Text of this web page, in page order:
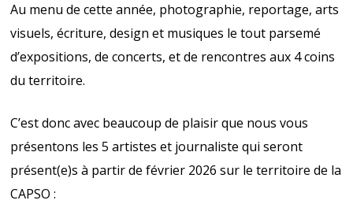
Au menu de cette année, photographie, reportage, arts
visuels, écriture, design et musiques le tout parsemé
d’expositions, de concerts, et de rencontres aux 4 coins
du territoire.
C’est donc avec beaucoup de plaisir que nous vous
présentons les 5 artistes et journaliste qui seront
présent(e)s à partir de février 2026 sur le territoire de la
CAPSO :